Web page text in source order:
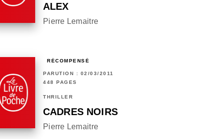
ALEX
Pierre Lemaitre
RÉCOMPENSÉ
PARUTION : 02/03/2011
448 PAGES
THRILLER
CADRES NOIRS
Pierre Lemaitre